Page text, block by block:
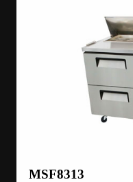
MSF8313